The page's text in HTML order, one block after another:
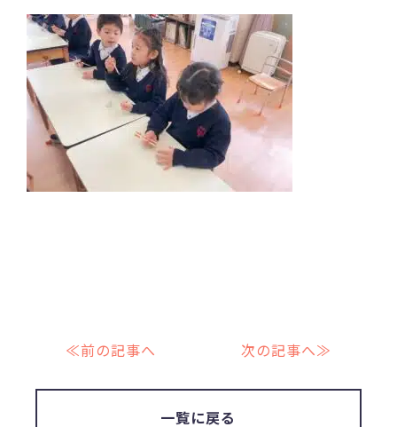
≪前の記事へ 次の記事へ≫
一覧に戻る